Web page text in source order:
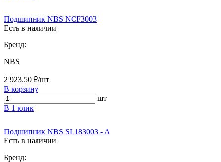
Подшипник NBS NCF3003
Есть в наличии
Бренд:
NBS
2 923.50 ₽/шт
В корзину
шт
В 1 клик
Подшипник NBS SL183003 - A
Есть в наличии
Бренд: